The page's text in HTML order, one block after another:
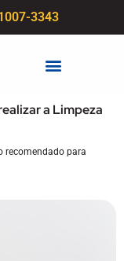
3343
a Limpeza
recomendado para